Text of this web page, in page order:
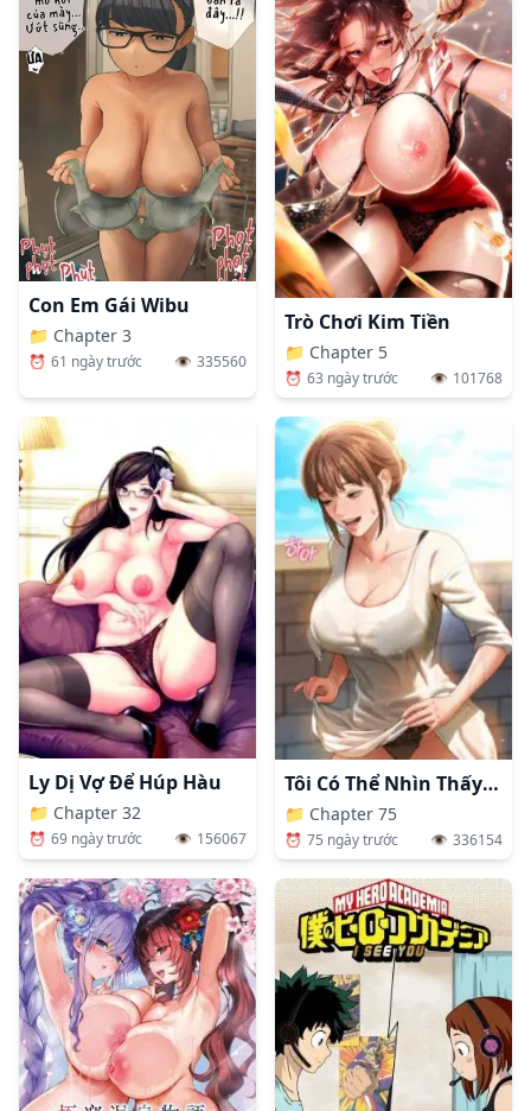
Con Em Gái Wibu
📁 Chapter 3
⏰ 61 ngày trước 👁️ 335560
Trò Chơi Kim Tiền
📁 Chapter 5
⏰ 63 ngày trước 👁️ 101768
Ly Dị Vợ Để Húp Hàu
📁 Chapter 32
⏰ 69 ngày trước 👁️ 156067
Tôi Có Thể Nhìn Thấy Những Dục Vọng
📁 Chapter 75
⏰ 75 ngày trước 👁️ 336154